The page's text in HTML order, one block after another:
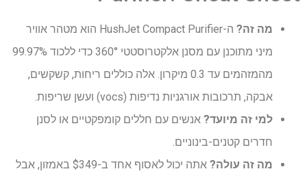
מה זה?
ה-HushJet Compact Purifier הוא מטהר אוויר
מיני מתוכנן עם מסנן אלקטרוסטטי 360° כדי ללכוד 99.97%
מהמזהמים עד 0.3 מיקרון. אלה כוללים ריחות, קשקשים,
אבקה, תרכובות אורגניות נדיפות (vocs) ועשן שריפות.
למי זה מיועד? אנשים עם חללים קומפקטיים או לסנן
חדרים קטנים-בינוניים.
מה זה עולה?
אתה יכול לאסוף אחד ב-$349 באמזון, אבל